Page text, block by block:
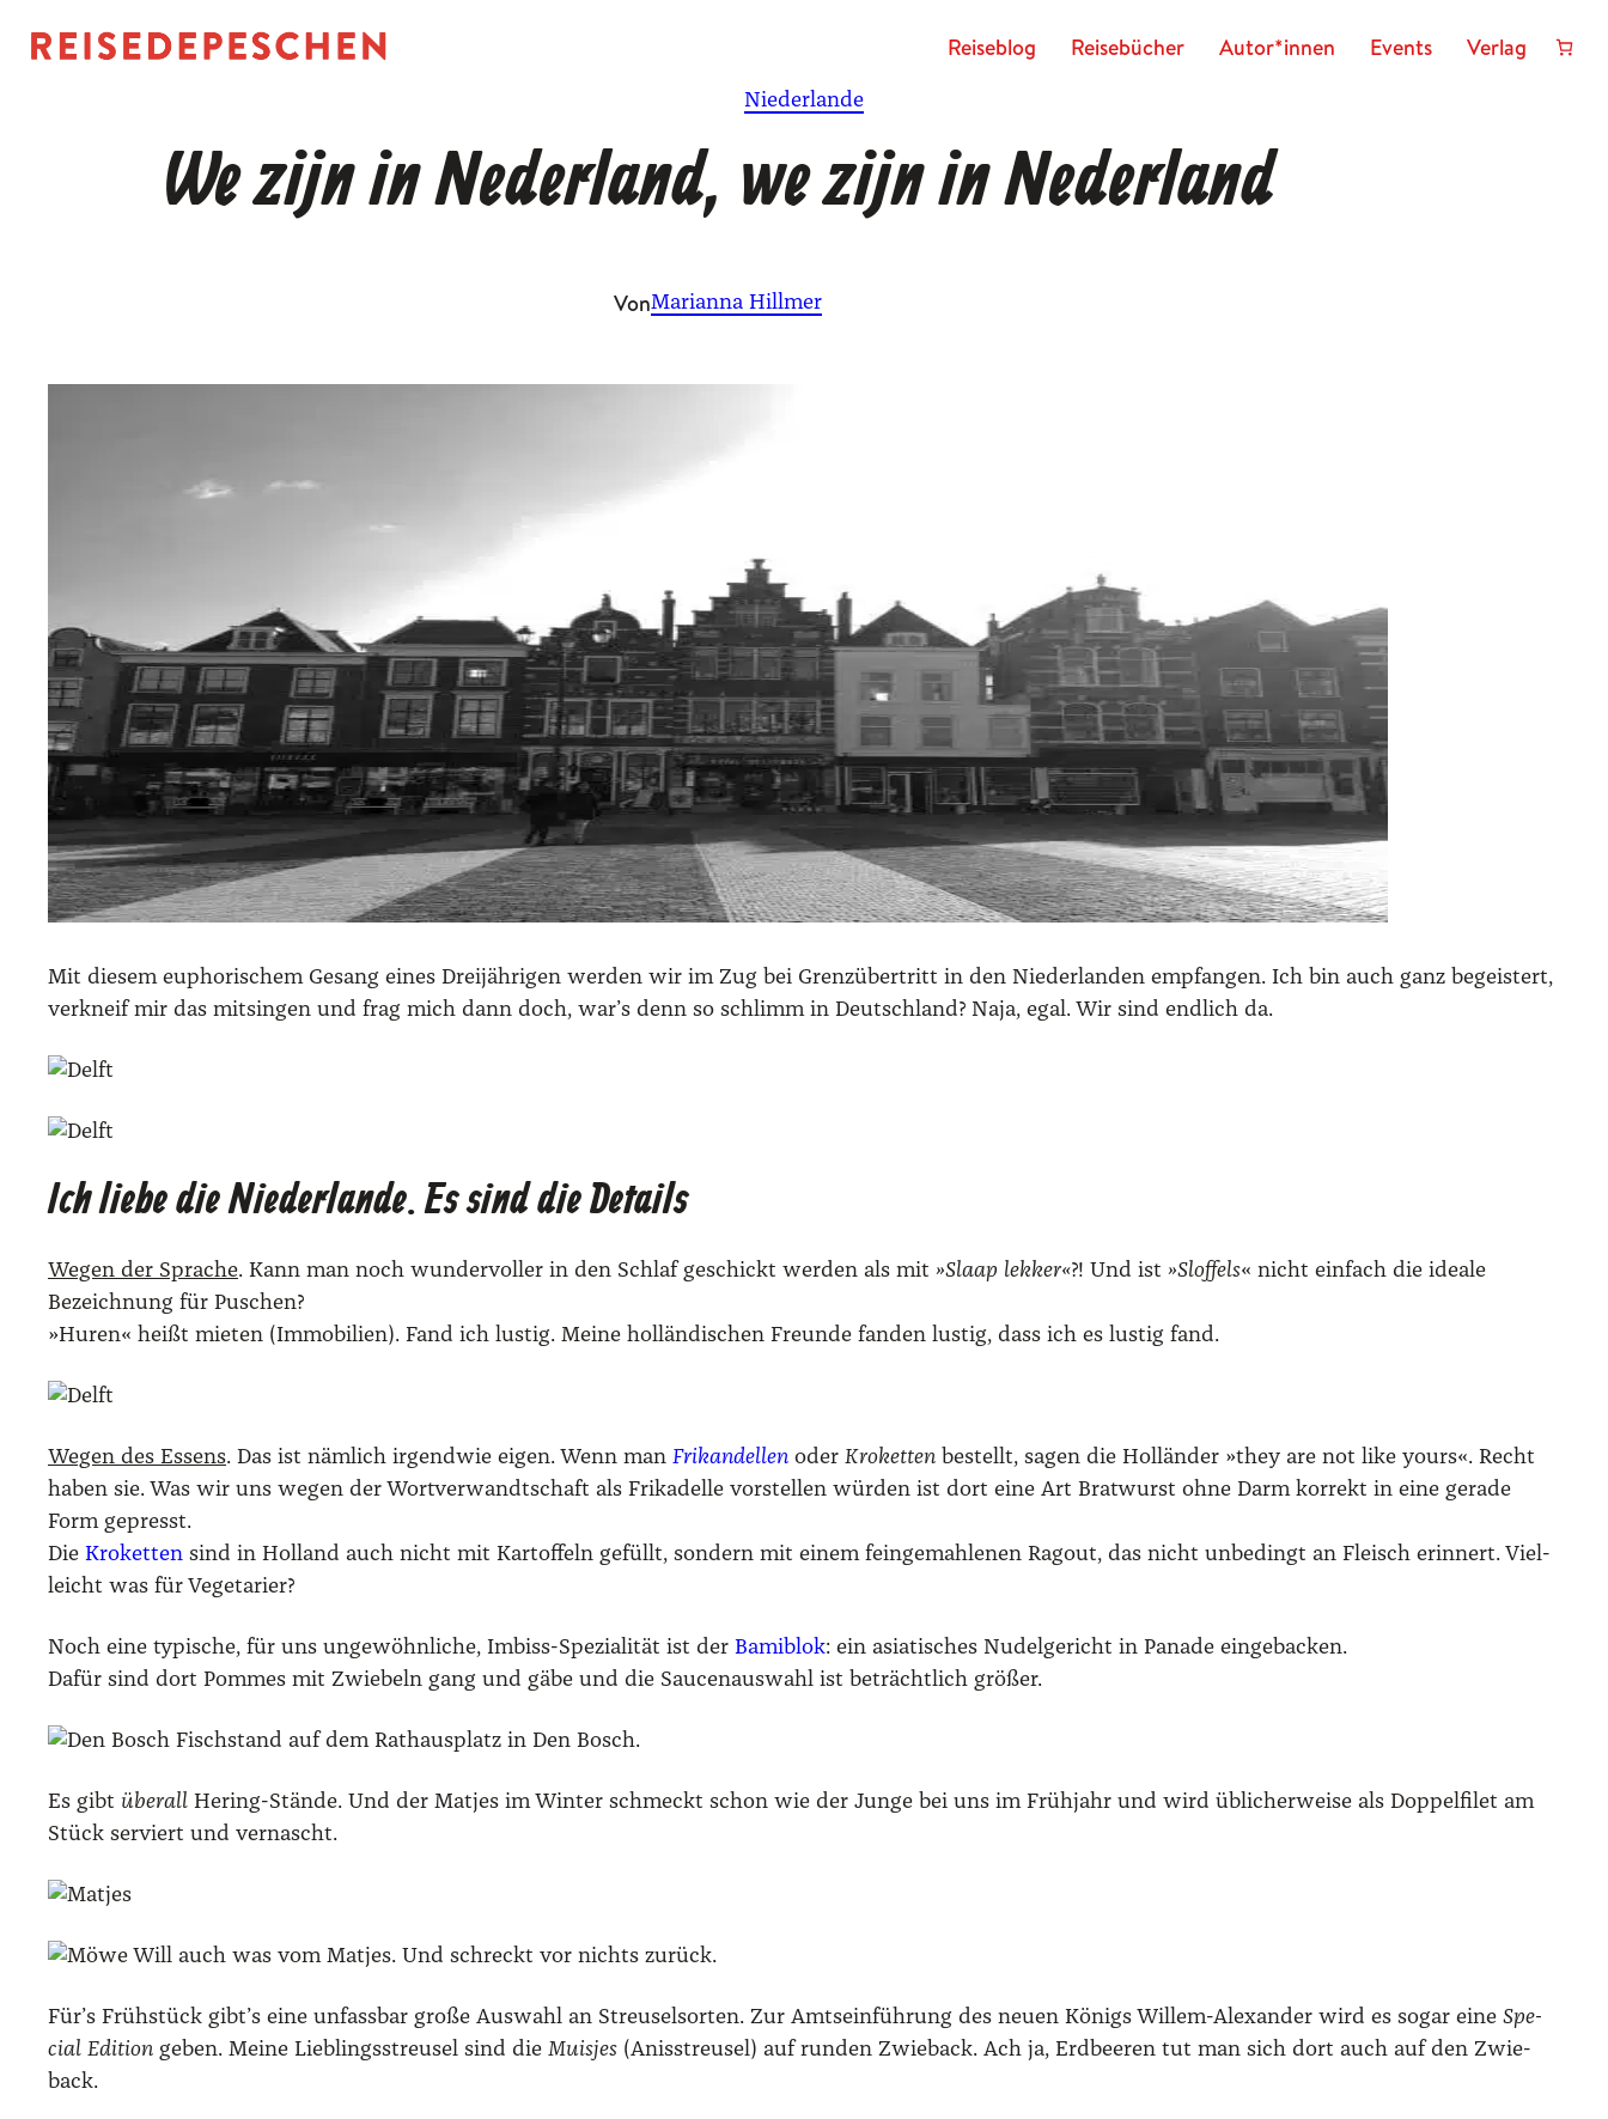
Inhalt
Rei­se­blog Reisebücher Autor*innen Events Verlag
Niederlande
We zijn in Nederland, we zijn in Nederland
VonMarianna Hillmer
Mit die­sem eupho­ri­schem Gesang eines Drei­jäh­ri­gen wer­den wir im Zug bei Grenz­über­tritt in den Nie­der­lan­den emp­fan­gen. Ich bin auch ganz begeis­tert,
ver­kneif mir das mit­sin­gen und frag mich dann doch, war’s denn so schlimm in Deutsch­land? Naja, egal. Wir sind end­lich da.
Ich liebe die Niederlande. Es sind die Details
Wegen der Spra­che. Kann man noch wun­der­vol­ler in den Schlaf geschickt wer­den als mit »Slaap lek­ker«?! Und ist »Slof­fels« nicht ein­fach die idea­le
Bezeich­nung für Puschen?
»Huren« heißt mie­ten (Immo­bi­li­en). Fand ich lus­tig. Mei­ne hol­län­di­schen Freun­de fan­den lus­tig, dass ich es lus­tig fand.
Wegen des Essens. Das ist näm­lich irgend­wie eigen. Wenn man Fri­kan­del­len oder Kro­ket­ten bestellt, sagen die Hol­län­der »they are not like yours«. Recht
haben sie. Was wir uns wegen der Wort­ver­wandt­schaft als Fri­ka­del­le vor­stel­len wür­den ist dort eine Art Brat­wurst ohne Darm kor­rekt in eine gera­de
Form gepresst.
Die Kro­ket­ten sind in Hol­land auch nicht mit Kar­tof­feln gefüllt, son­dern mit einem fein­ge­mah­le­nen Ragout, das nicht unbe­dingt an Fleisch erin­nert. Viel­
leicht was für Vege­ta­ri­er?
Noch eine typi­sche, für uns unge­wöhn­li­che, Imbiss-Spe­zia­li­tät ist der Bami­b­lok: ein asia­ti­sches Nudel­ge­richt in Pana­de ein­ge­ba­cken.
Dafür sind dort Pom­mes mit Zwie­beln gang und gäbe und die Sau­cen­aus­wahl ist beträcht­lich grö­ßer.
Fisch­stand auf dem Rat­haus­platz in Den Bosch.
Es gibt über­all Hering-Stän­de. Und der Mat­jes im Win­ter schmeckt schon wie der Jun­ge bei uns im Früh­jahr und wird übli­cher­wei­se als Dop­pel­fi­let am
Stück ser­viert und ver­nascht.
Will auch was vom Mat­jes. Und schreckt vor nichts zurück.
Für’s Früh­stück gibt’s eine unfass­bar gro­ße Aus­wahl an Streu­sel­sor­ten. Zur Amts­ein­füh­rung des neu­en Königs Wil­lem-Alex­an­der wird es sogar eine Spe­
cial Edi­ti­on geben. Mei­ne Lieb­lings­streu­sel sind die Muis­jes (Anis­streu­sel) auf run­den Zwie­back. Ach ja, Erd­bee­ren tut man sich dort auch auf den Zwie­
back.